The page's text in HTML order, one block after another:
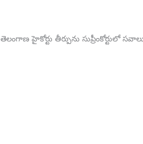
తెలంగాణ హైకోర్టు తీర్పును సుప్రీంకోర్టులో